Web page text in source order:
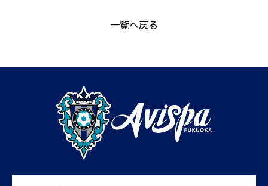
一覧へ戻る